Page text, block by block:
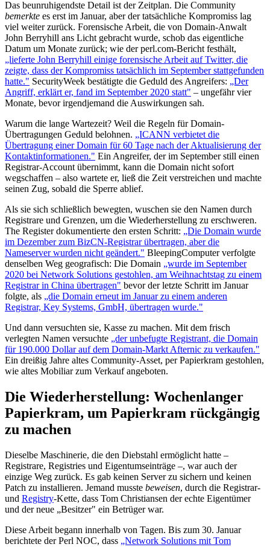
Das beunruhigendste Detail ist der Zeitplan. Die Community
bemerkte es erst im Januar, aber der tatsächliche Kompromiss lag
viel weiter zurück. Forensische Arbeit, die von Domain-Anwalt
John Berryhill ans Licht gebracht wurde, schob das eigentliche
Datum um Monate zurück; wie der perl.com-Bericht festhält,
„lieferte John Berryhill einige forensische Arbeit auf Twitter, die
zeigte, dass der Kompromiss tatsächlich im September stattgefunden
hatte." SecurityWeek bestätigte die Geduld des Angreifers: „Der
Angriff, erklärt er, fand im September 2020 statt" – ungefähr vier
Monate, bevor irgendjemand die Auswirkungen sah.
Warum die lange Wartezeit? Weil die Regeln für Domain-
Übertragungen Geduld belohnen. „ICANN verbietet die
Übertragung einer Domain für 60 Tage nach der Aktualisierung der
Kontaktinformationen." Ein Angreifer, der im September still einen
Registrar-Account übernimmt, kann die Domain nicht sofort
wegschaffen – also wartete er, ließ die Zeit verstreichen und machte
seinen Zug, sobald die Sperre ablief.
Als sie sich schließlich bewegten, wuschen sie den Namen durch
Registrare und Grenzen, um die Wiederherstellung zu erschweren.
The Register dokumentierte den ersten Schritt: „Die Domain wurde
im Dezember zum BizCN-Registrar übertragen, aber die
Nameserver wurden nicht geändert." BleepingComputer verfolgte
denselben Weg geografisch: Die Domain „wurde im September
2020 bei Network Solutions gestohlen, am Weihnachtstag zu einem
Registrar in China übertragen" bevor der letzte Schritt im Januar
folgte, als „die Domain erneut im Januar zu einem anderen
Registrar, Key Systems, GmbH, übertragen wurde."
Und dann versuchten sie, Kasse zu machen. Mit dem frisch
verlegten Namen versuchte „der unbefugte Registrant, die Domain
für 190.000 Dollar auf dem Domain-Markt Afternic zu verkaufen."
Ein dreißig Jahre altes Community-Asset, per Papierkram gestohlen,
wie altes Mobiliar zum Verkauf angeboten.
Die Wiederherstellung: Wochenlanger
Papierkram, um Papierkram rückgängig
zu machen
Dieselbe Maschinerie, die den Diebstahl ermöglicht hatte –
Registrare, Registries und Eigentumseinträge –, war auch der
einzige Weg zurück. Es gab keinen Server zu sichern und keinen
Patch zu installieren. Jemand musste beweisen, durch die Registrar-
und Registry-Kette, dass Tom Christiansen der echte Eigentümer
und der neue „Besitzer" ein Betrüger war.
Diese Arbeit begann innerhalb von Tagen. Bis zum 30. Januar
berichtete der Perl NOC, dass „Network Solutions mit Tom